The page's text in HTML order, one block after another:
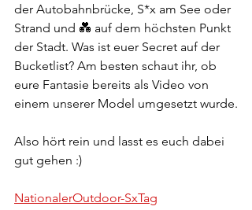
der Autobahnbrücke, S*x am See oder
Strand und 💑 auf dem höchsten Punkt
der Stadt. Was ist euer Secret auf der
Bucketlist? Am besten schaut ihr, ob
eure Fantasie bereits als Video von
einem unserer Model umgesetzt wurde.
Also hört rein und lasst es euch dabei
gut gehen :)
NationalerOutdoor-SxTag